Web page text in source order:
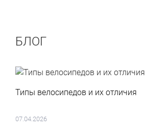
БЛОГ
Типы велосипедов и их отличия
07.04.2026